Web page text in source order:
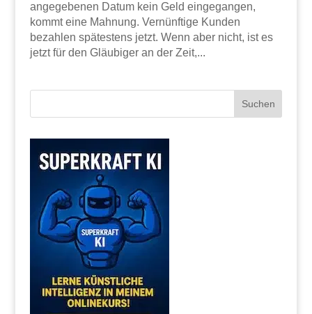
angegebenen Datum kein Geld eingegangen,
kommt eine Mahnung. Vernünftige Kunden
bezahlen spätestens jetzt. Wenn aber nicht, ist es
jetzt für den Gläubiger an der Zeit,...